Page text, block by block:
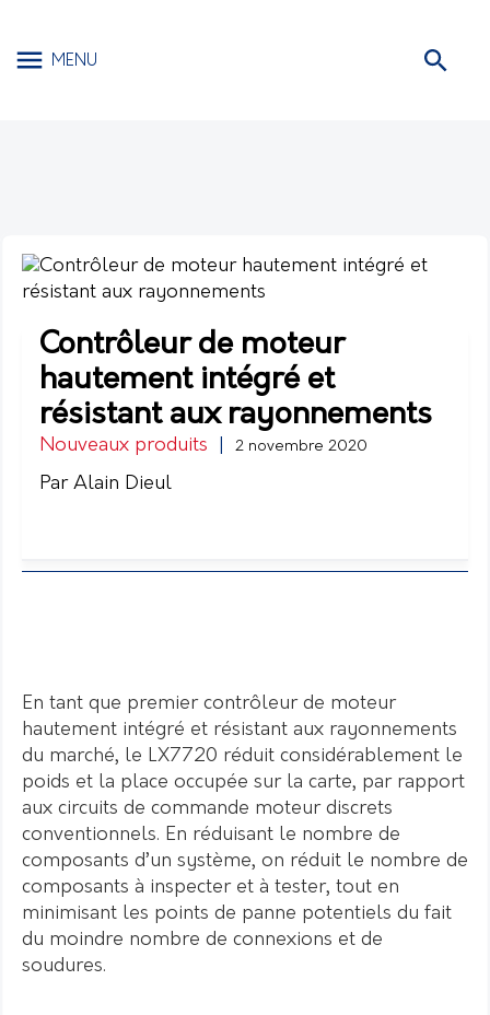
MENU
Contrôleur de moteur
hautement intégré et
résistant aux rayonnements
Nouveaux produits 2 novembre 2020
Par Alain Dieul
En tant que premier contrôleur de moteur
hautement intégré et résistant aux rayonnements
du marché, le LX7720 réduit considérablement le
poids et la place occupée sur la carte, par rapport
aux circuits de commande moteur discrets
conventionnels. En réduisant le nombre de
composants d’un système, on réduit le nombre de
composants à inspecter et à tester, tout en
minimisant les points de panne potentiels du fait
du moindre nombre de connexions et de
soudures.